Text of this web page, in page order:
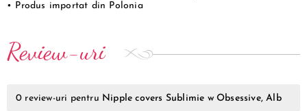
• Produs importat din Polonia
Review-uri
0 review-uri pentru Nipple covers Sublimie w Obsessive, Alb